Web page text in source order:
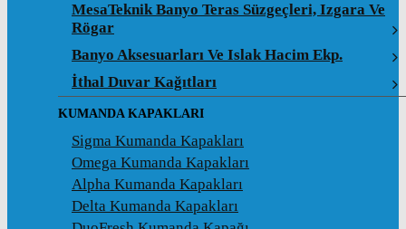
MesaTeknik Banyo Teras Süzgeçleri, Izgara Ve
Rögar
Banyo Aksesuarları Ve Islak Hacim Ekp.
İthal Duvar Kağıtları
KUMANDA KAPAKLARI
Sigma Kumanda Kapakları
Omega Kumanda Kapakları
Alpha Kumanda Kapakları
Delta Kumanda Kapakları